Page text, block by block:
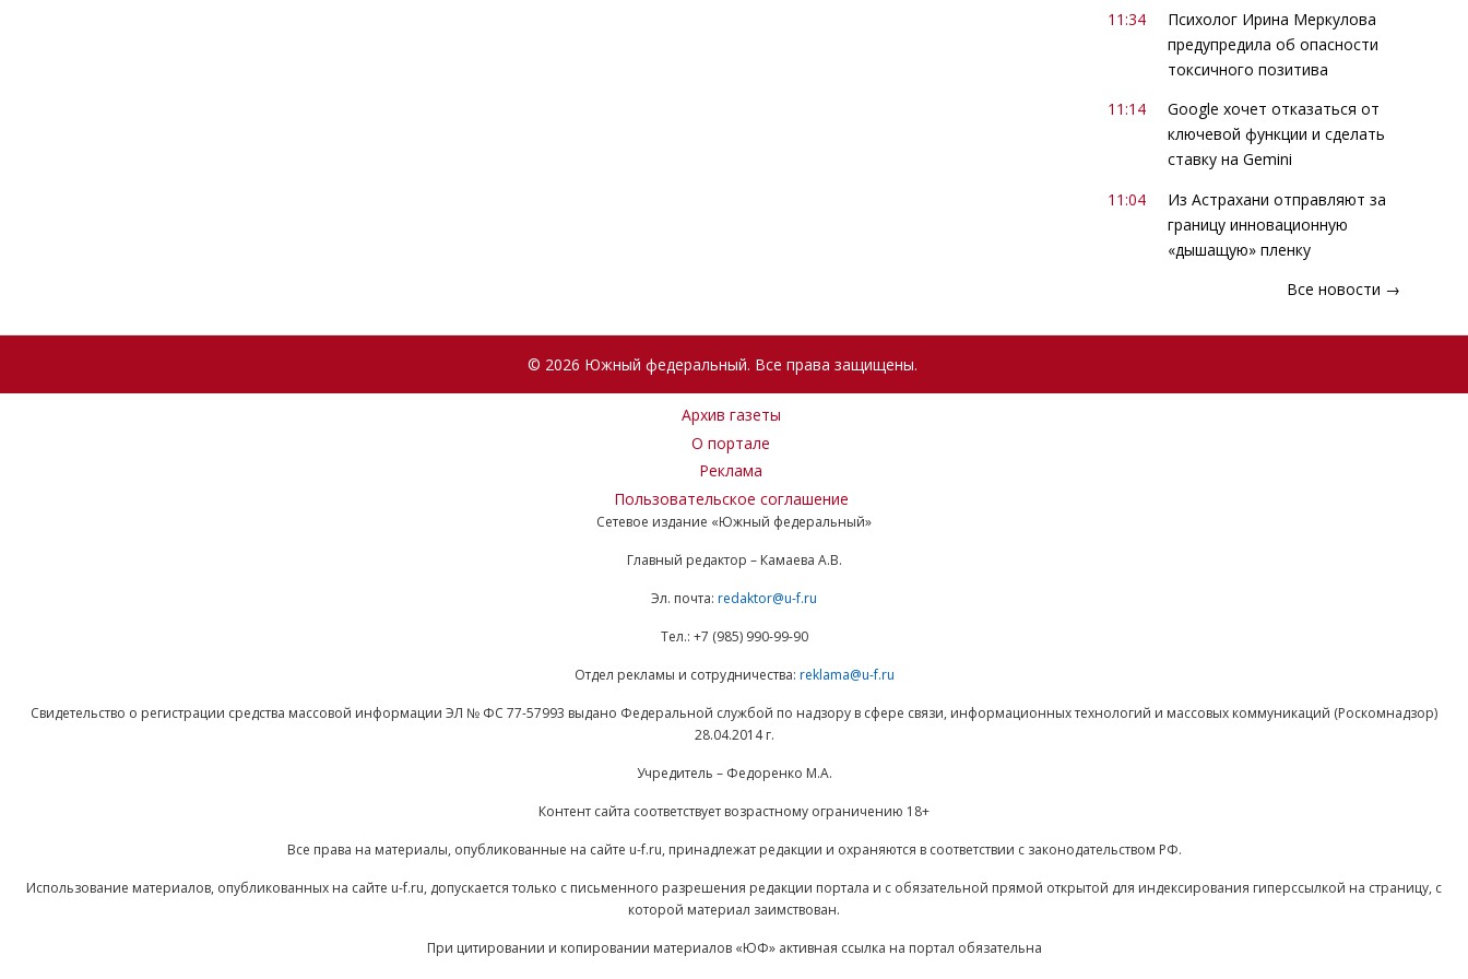
11:34
Психолог Ирина Меркулова
предупредила об опасности
токсичного позитива
11:14
Google хочет отказаться от
ключевой функции и сделать
ставку на Gemini
11:04
Из Астрахани отправляют за
границу инновационную
«дышащую» пленку
Все новости →
© 2026 Южный федеральный. Все права защищены.
Архив газеты
О портале
Реклама
Пользовательское соглашение
Сетевое издание «Южный федеральный»
Главный редактор – Камаева А.В.
Эл. почта: redaktor@u-f.ru
Тел.: +7 (985) 990-99-90
Отдел рекламы и сотрудничества: reklama@u-f.ru
Свидетельство о регистрации средства массовой информации ЭЛ № ФС 77-57993 выдано Федеральной службой по надзору в сфере связи, информационных технологий и массовых коммуникаций (Роскомнадзор)
28.04.2014 г.
Учредитель – Федоренко М.А.
Контент сайта соответствует возрастному ограничению 18+
Все права на материалы, опубликованные на сайте u-f.ru, принадлежат редакции и охраняются в соответствии с законодательством РФ.
Использование материалов, опубликованных на сайте u-f.ru, допускается только с письменного разрешения редакции портала и с обязательной прямой открытой для индексирования гиперссылкой на страницу, с
которой материал заимствован.
При цитировании и копировании материалов «ЮФ» активная ссылка на портал обязательна